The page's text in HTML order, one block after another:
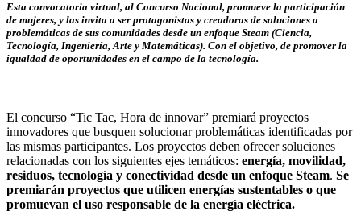
Esta convocatoria virtual, al Concurso Nacional, promueve la participación
de mujeres, y las invita a ser protagonistas y creadoras de soluciones a
problemáticas de sus comunidades desde un enfoque Steam (Ciencia,
Tecnología, Ingeniería, Arte y Matemáticas). Con el objetivo, de promover la
igualdad de oportunidades en el campo de la tecnología.
El concurso “Tic Tac, Hora de innovar” premiará proyectos
innovadores que busquen solucionar problemáticas identificadas por
las mismas participantes. Los proyectos deben ofrecer soluciones
relacionadas con los siguientes ejes temáticos: energía, movilidad,
residuos, tecnología y conectividad desde un enfoque Steam. Se
premiarán proyectos que utilicen energías sustentables o que
promuevan el uso responsable de la energía eléctrica.